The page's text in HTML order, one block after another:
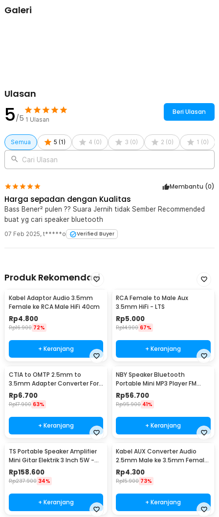
Galeri
Ulasan
5/5 1 Ulasan
Beri Ulasan
Semua 5 (1 ) 4 (0) 3 (0) 2 (0) 1 (0)
Cari Ulasan
Membantu (0)
Harga sepadan dengan Kualitas
Bass Bener² pulen ?? Suara Jernih tidak Sember Recommended
buat yg cari speaker bluetooth
07 Feb 2025, t*****o Verified Buyer
Produk Rekomendasi
Kabel Adaptor Audio 3.5mm
Female ke RCA Male HiFi 40cm
Rp4.800
Rp16.900 72%
+ Keranjang
RCA Female to Male Aux
3.5mm HiFi - LTS
Rp5.000
Rp14.900 67%
+ Keranjang
CTIA to OMTP 2.5mm to
3.5mm Adapter Converter For
Sony HTC Earphones
Rp6.700
Rp17.900 63%
+ Keranjang
NBY Speaker Bluetooth
Portable Mini MP3 Player FM
Radio 3W - TD-V26
Rp56.700
Rp95.900 41%
+ Keranjang
TS Portable Speaker Amplifier
Mini Gitar Elektrik 3 Inch 5W -
MA-5
Rp158.600
Rp237.900 34%
+ Keranjang
Kabel AUX Converter Audio
2.5mm Male ke 3.5mm Female
L Shape HiFi 20cm - L44
Rp4.300
Rp15.900 73%
+ Keranjang